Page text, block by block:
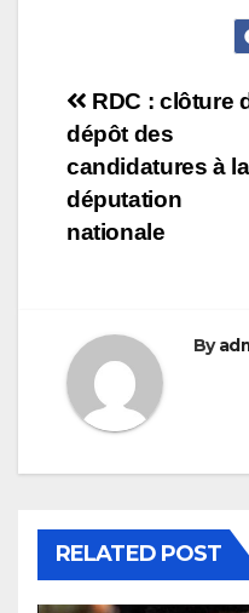
de
l’article
RDC : clôture
dépôt des
candidatures à la
députation
nationale
By
RELATED POST